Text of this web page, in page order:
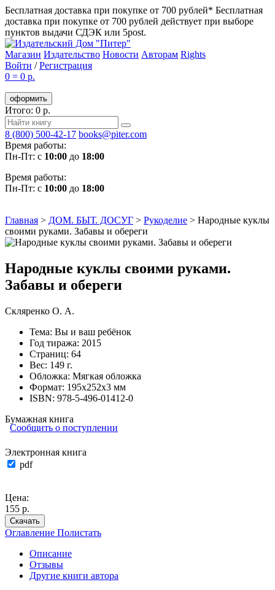
Бесплатная доставка при покупке от 700 рублей* Бесплатная
доставка при покупке от 700 рублей действует при выборе
пунктов выдачи СДЭК или 5post.
Магазин Издательство Новости Авторам Rights
Войти /Регистрация
0 = 0 р.
оформить
Итого: 0 р.
8 (800) 500-42-17 books@piter.com
Время работы:
Пн-Пт: с 10:00 до 18:00
Время работы:
Пн-Пт: с 10:00 до 18:00
Главная > ДОМ. БЫТ. ДОСУГ > Рукоделие > Народные куклы
своими руками. Забавы и обереги
Народные куклы своими руками.
Забавы и обереги
Скляренко О. А.
Тема: Вы и ваш ребёнок
Год тиража: 2015
Страниц: 64
Вес: 149 г.
Обложка: Мягкая обложка
Формат: 195х252х3 мм
ISBN: 978-5-496-01412-0
Бумажная книга
Сообщить о поступлении
Электронная книга
pdf
Цена:
155 р.
Скачать
Оглавление Полистать
Описание
Отзывы
Другие книги автора